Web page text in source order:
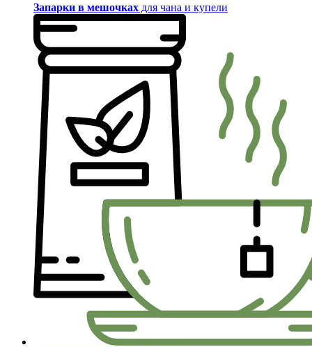
Запарки в мешочках для чана и купели